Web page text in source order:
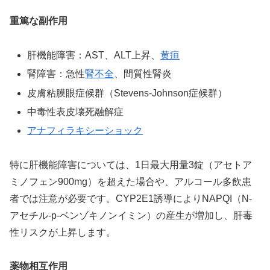
重篤な副作用
肝機能障害：AST、ALT上昇、黄疸
腎障害：急性腎不全 、間質性腎炎
皮膚粘膜眼症候群（Stevens-Johnson症候群）
中毒性表皮壊死融解症
アナフィラキシーショック
特に肝機能障害については、1日最大用量3錠（アセトア
ミノフェン900mg）を超えた場合や、アルコール多飲患
者では注意が必要です。CYP2E1誘導によりNAPQI（N-
アセチル-p-ベンゾキノンイミン）の産生が増加し、肝毒
性リスクが上昇します。
薬物相互作用